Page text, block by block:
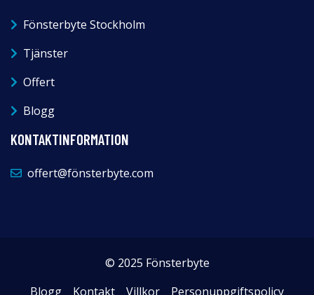
Fönsterbyte Stockholm
Tjänster
Offert
Blogg
KONTAKTINFORMATION
offert@fönsterbyte.com
© 2025 Fönsterbyte
Blogg
Kontakt Villkor Personuppgiftspolicy